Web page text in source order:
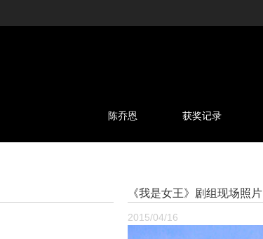
陈乔恩 获奖记录
《我是女王》剧组现场照片
2015/04/16